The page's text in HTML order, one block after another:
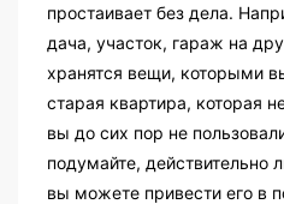
простаивает без дела.
дача, участок, гараж на
хранятся вещи, которыми
старая квартира, которая
вы до сих пор не
подумайте, действительно
вы можете привести его в